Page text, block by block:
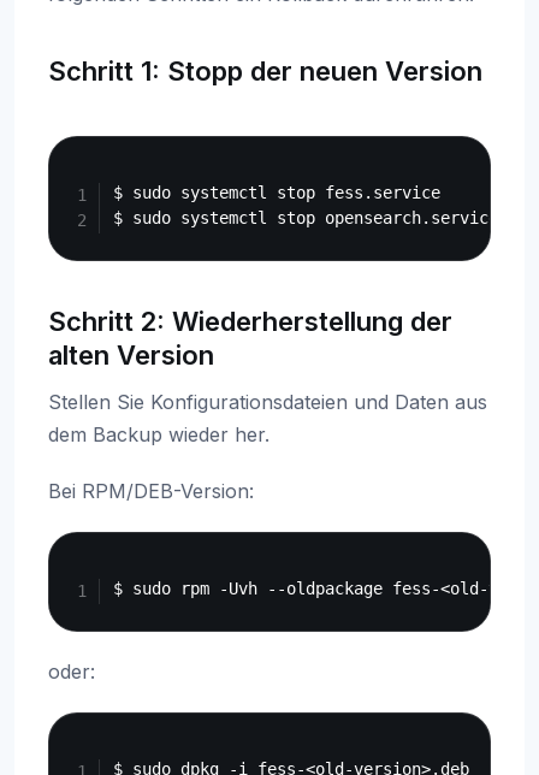
Schritt 1: Stopp der neuen Version
$ sudo systemctl stop fess.service
Schritt 2: Wiederherstellung der
alten Version
Stellen Sie Konfigurationsdateien und Daten aus
dem Backup wieder her.
Bei RPM/DEB-Version:
oder: